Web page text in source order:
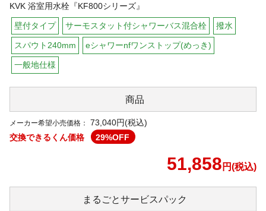
KVK 浴室用水栓『KF800シリーズ』
壁付タイプ サーモスタット付シャワーバス混合栓 撥水
スパウト240mm eシャワーnfワンストップ(めっき)
一般地仕様
商品
メーカー希望小売価格：
73,040円(税込)
交換できるくん価格
29%OFF
51,858 円(税込)
まるごとサービスパック